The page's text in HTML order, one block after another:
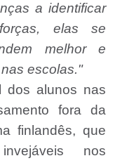
a identificar
elas se
melhor e
escolas."
dos alunos nas
fora da
finlandês, que
nos